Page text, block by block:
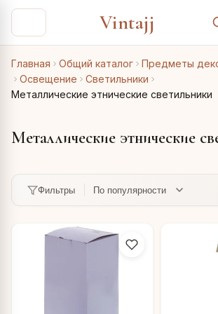
Vintajj
Главная Общий каталог
Предметы
Освещение
Светильники
Металлические этнические светильники
Металлические этнические
Фильтры